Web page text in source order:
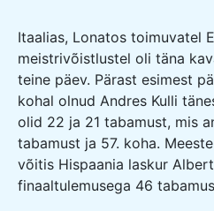
Itaalias, Lonatos toimuvatel
meistrivõistlustel oli täna
teine päev. Pärast esimest
kohal olnud Andres Kulli
olid 22 ja 21 tabamust, mis
tabamust ja 57. koha.
võitis Hispaania laskur
finaaltulemusega 46